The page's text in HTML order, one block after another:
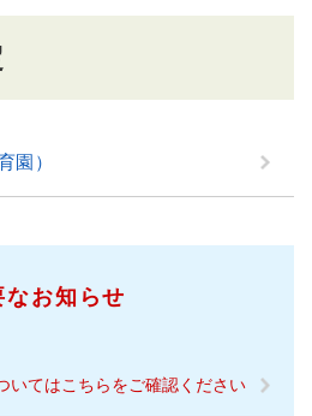
園）
なお知らせ
いてはこちらをご確認ください